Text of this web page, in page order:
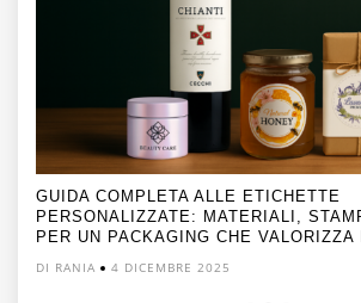
GUIDA COMPLETA ALLE ETICHETTE
PERSONALIZZATE: MATERIALI,
PER UN PACKAGING CHE VALORIZZA
DI RANIA 4 DICEMBRE 2025